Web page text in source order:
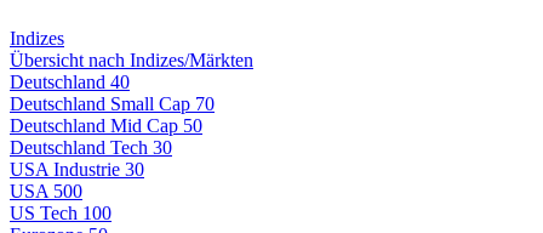
Indizes
Übersicht nach Indizes/Märkten
Deutschland 40
Deutschland Small Cap 70
Deutschland Mid Cap 50
Deutschland Tech 30
USA Industrie 30
USA 500
US Tech 100